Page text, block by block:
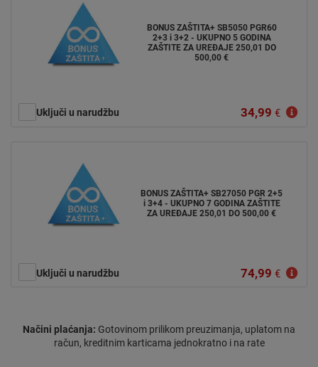
BONUS ZAŠTITA+ SB5050 PGR60
2+3 i 3+2 - UKUPNO 5 GODINA
ZAŠTITE ZA UREĐAJE 250,01 DO
500,00 €
Uključi u narudžbu 34,99 €
BONUS ZAŠTITA+ SB27050 PGR 2+5
i 3+4 - UKUPNO 7 GODINA ZAŠTITE
ZA UREĐAJE 250,01 DO 500,00 €
Uključi u narudžbu 74,99 €
Načini plaćanja: Gotovinom prilikom preuzimanja, uplatom na
račun, kreditnim karticama jednokratno i na rate